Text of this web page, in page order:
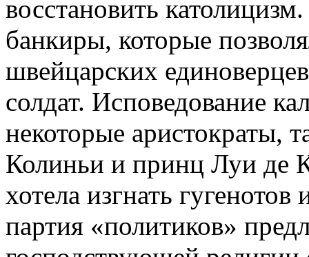
восстановить
банкиры, которые
швейцарских
солдат. Исповедование
некоторые аристократы,
Колиньи и принц Луи де
хотела изгнать
партия «политиков»